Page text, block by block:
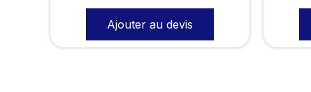
Ajouter au devis